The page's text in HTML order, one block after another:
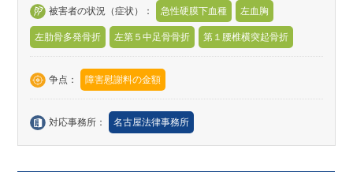
被害者の状況（症状）： 急性硬膜下血種 左血胸
左肋骨多発骨折 左第５中足骨骨折 第１腰椎横突起骨折
争点： 障害慰謝料の金額
対応事務所： 名古屋法律事務所